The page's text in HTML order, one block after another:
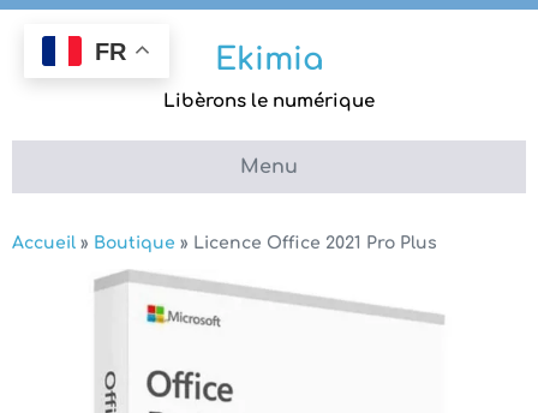
Aller
contenu
Ekimia
Libèrons le numérique
Menu
Accueil » Boutique » Licence Office 2021 Pro Plus
FR